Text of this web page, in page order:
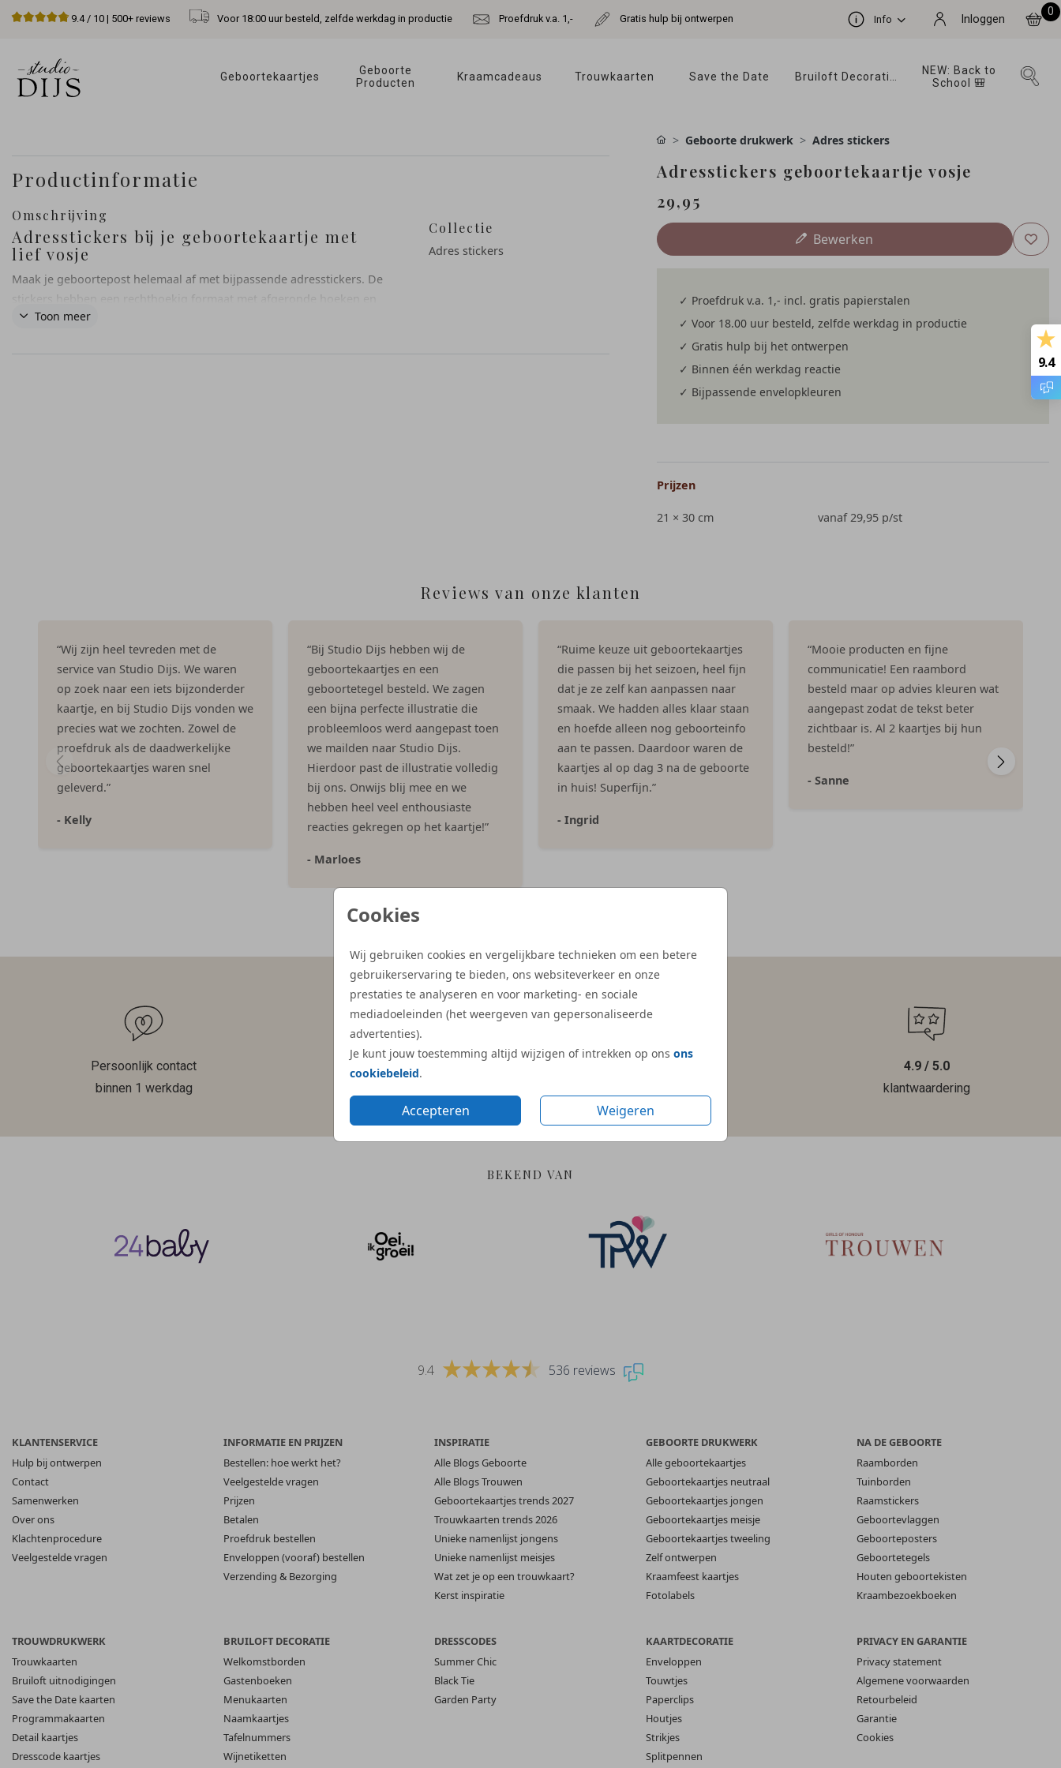
9.4/ 10 | 500+ reviews Voor 18:00 uur besteld, zelfde werkdag in productie Proefdruk v.a. 1,- Gratis hulp bij ontwerpen Info Inloggen
0
Geboortekaartjes
Geboorte
Producten
Kraamcadeaus Trouwkaarten Save the Date
NEW: Back to
School 🎒
Cookies
Wij gebruiken cookies en vergelijkbare technieken om een betere
gebruikerservaring te bieden, ons websiteverkeer en onze
prestaties te analyseren en voor marketing- en sociale
mediadoeleinden (het weergeven van gepersonaliseerde
advertenties).
Je kunt jouw toestemming altijd wijzigen of intrekken op ons ons
cookiebeleid.
Accepteren Weigeren
Productinformatie
Omschrijving
Adresstickers bij je geboortekaartje met
lief vosje
Maak je geboortepost helemaal af met bijpassende adresstickers. De
stickers hebben een rechthoekig formaat met afgeronde hoeken en
een zacht detail: een lief vosje dat perfect aansluit bij je
Toon meer
Collectie
Adres stickers
Geboorte drukwerk Adres stickers
Adresstickers geboortekaartje vosje
29,95
Bewerken
✓ Proefdruk v.a. 1,- incl. gratis papierstalen
✓ Voor 18.00 uur besteld, zelfde werkdag in productie
✓ Gratis hulp bij het ontwerpen
✓ Binnen één werkdag reactie
✓ Bijpassende envelopkleuren
Prijzen
21 × 30 cm vanaf 29,95 p/st
9.4
Reviews van onze klanten
“Wij zijn heel tevreden met de
service van Studio Dijs. We waren
op zoek naar een iets bijzonderder
kaartje, en bij Studio Dijs vonden we
precies wat we zochten. Zowel de
proefdruk als de daadwerkelijke
geboortekaartjes waren snel
geleverd.”
- Kelly
“Bij Studio Dijs hebben wij de
geboortekaartjes en een
geboortetegel besteld. We zagen
een bijna perfecte illustratie die
probleemloos werd aangepast toen
we mailden naar Studio Dijs.
Hierdoor past de illustratie volledig
bij ons. Onwijs blij mee en we
hebben heel veel enthousiaste
reacties gekregen op het kaartje!”
- Marloes
“Ruime keuze uit geboortekaartjes
die passen bij het seizoen, heel fijn
dat je ze zelf kan aanpassen naar
smaak. We hadden alles klaar staan
en hoefde alleen nog geboorteinfo
aan te passen. Daardoor waren de
kaartjes al op dag 3 na de geboorte
in huis! Superfijn.”
- Ingrid
“Mooie producten en fijne
communicatie! Een raambord
besteld maar op advies kleuren wat
aangepast zodat de tekst beter
zichtbaar is. Al 2 kaartjes bij hun
besteld!”
- Sanne
Persoonlijk contact
binnen 1 werkdag
Gratis hulp
Duurzame en
4.9 / 5.0
klantwaardering
BEKEND VAN
9.4 536 reviews
KLANTENSERVICE
Hulp bij ontwerpen
Contact
Samenwerken
Over ons
Klachtenprocedure
Veelgestelde vragen
INFORMATIE EN PRIJZEN
Bestellen: hoe werkt het?
Veelgestelde vragen
Prijzen
Betalen
Proefdruk bestellen
Enveloppen (vooraf) bestellen
Verzending & Bezorging
INSPIRATIE
Alle Blogs Geboorte
Alle Blogs Trouwen
Geboortekaartjes trends 2027
Trouwkaarten trends 2026
Unieke namenlijst jongens
Unieke namenlijst meisjes
Wat zet je op een trouwkaart?
Kerst inspiratie
GEBOORTE DRUKWERK
Alle geboortekaartjes
Geboortekaartjes neutraal
Geboortekaartjes jongen
Geboortekaartjes meisje
Geboortekaartjes tweeling
Zelf ontwerpen
Kraamfeest kaartjes
Fotolabels
NA DE GEBOORTE
Raamborden
Tuinborden
Raamstickers
Geboortevlaggen
Geboorteposters
Geboortetegels
Houten geboortekisten
Kraambezoekboeken
TROUWDRUKWERK
Trouwkaarten
Bruiloft uitnodigingen
Save the Date kaarten
Programmakaarten
Detail kaartjes
Dresscode kaartjes
BRUILOFT DECORATIE
Welkomstborden
Gastenboeken
Menukaarten
Naamkaartjes
Tafelnummers
Wijnetiketten
DRESSCODES
Summer Chic
Black Tie
Garden Party
KAARTDECORATIE
Enveloppen
Touwtjes
Paperclips
Houtjes
Strikjes
Splitpennen
PRIVACY EN GARANTIE
Privacy statement
Algemene voorwaarden
Retourbeleid
Garantie
Cookies